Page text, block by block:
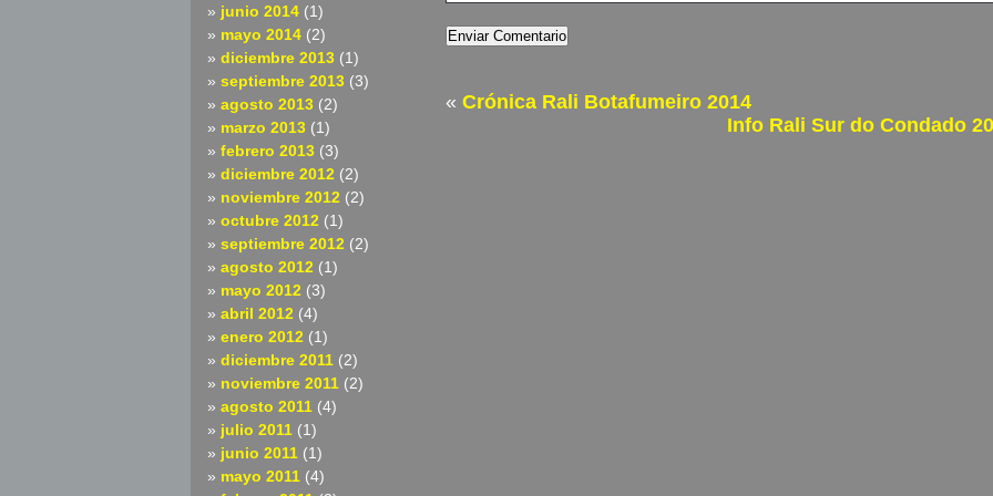
junio 2014 (1)
mayo 2014 (2)
diciembre 2013 (1)
septiembre 2013 (3)
agosto 2013 (2)
marzo 2013 (1)
febrero 2013 (3)
diciembre 2012 (2)
noviembre 2012 (2)
octubre 2012 (1)
septiembre 2012 (2)
agosto 2012 (1)
mayo 2012 (3)
abril 2012 (4)
enero 2012 (1)
diciembre 2011 (2)
noviembre 2011 (2)
agosto 2011 (4)
julio 2011 (1)
junio 2011 (1)
mayo 2011 (4)
« Crónica Rali Botafumeiro 2014
Info Rali Sur do Condado